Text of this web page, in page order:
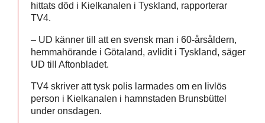
hittats död i Kielkanalen i Tyskland, rapporterar
TV4.
– UD känner till att en svensk man i 60-årsåldern,
hemmahörande i Götaland, avlidit i Tyskland, säger
UD till Aftonbladet.
TV4 skriver att tysk polis larmades om en livlös
person i Kielkanalen i hamnstaden Brunsbüttel
under onsdagen.